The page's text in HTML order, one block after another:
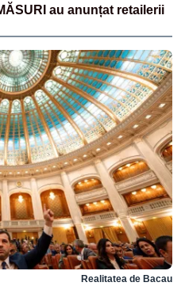
au anunțat retailerii
Realitatea de Bacau